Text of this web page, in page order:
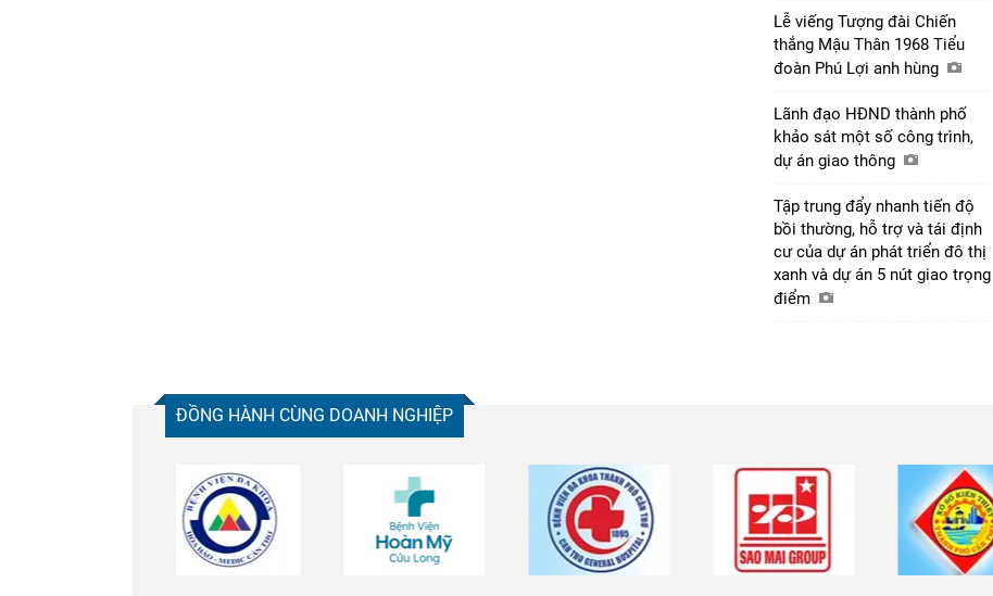
Lễ viếng Tượng đài Chiến
thắng Mậu Thân 1968 Tiểu
đoàn Phú Lợi anh hùng
Lãnh đạo HĐND thành phố
khảo sát một số công trình,
dự án giao thông
Tập trung đẩy nhanh tiến độ
bồi thường, hỗ trợ và tái định
cư của dự án phát triển đô thị
xanh và dự án 5 nút giao trọng
điểm
ĐỒNG HÀNH CÙNG DOANH NGHIỆP